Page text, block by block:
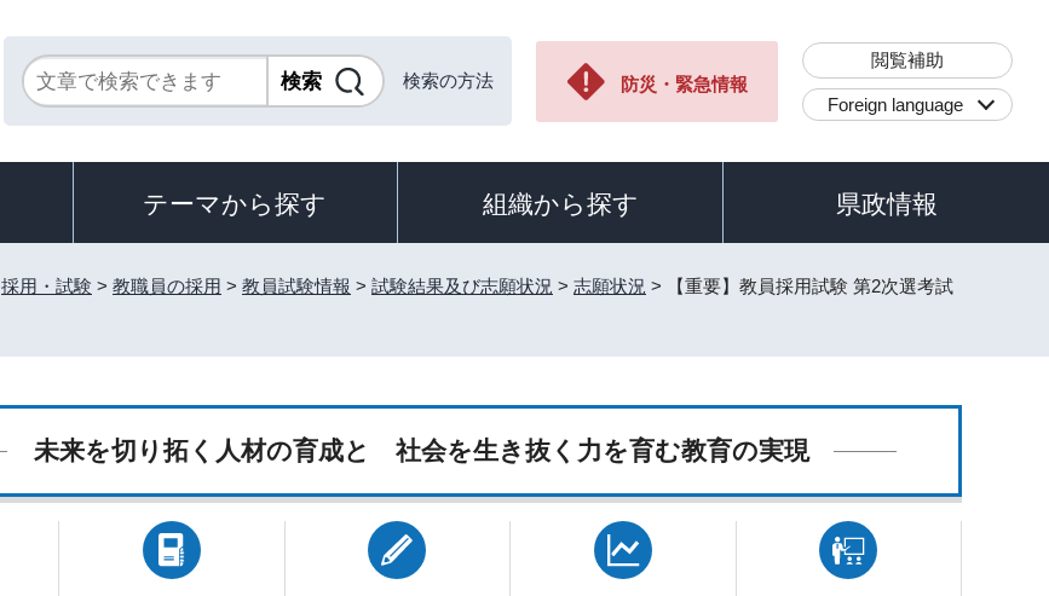
検索の方法 防災・緊急情報
閲覧補助
Foreign language
テーマから探す 組織から探す 県政情報
採用・試験 > 教職員の採用 > 教員試験情報 > 試験結果及び志願状況 > 志願状況 > 【重要】教員採用試験 第2次選考試
未来を切り拓く人材の育成と 社会を生き抜く力を育む教育の実現